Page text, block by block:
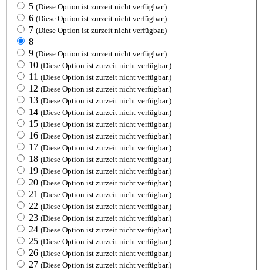
5 (Diese Option ist zurzeit nicht verfügbar.)
6 (Diese Option ist zurzeit nicht verfügbar.)
7 (Diese Option ist zurzeit nicht verfügbar.)
8
9 (Diese Option ist zurzeit nicht verfügbar.)
10 (Diese Option ist zurzeit nicht verfügbar.)
11 (Diese Option ist zurzeit nicht verfügbar.)
12 (Diese Option ist zurzeit nicht verfügbar.)
13 (Diese Option ist zurzeit nicht verfügbar.)
14 (Diese Option ist zurzeit nicht verfügbar.)
15 (Diese Option ist zurzeit nicht verfügbar.)
16 (Diese Option ist zurzeit nicht verfügbar.)
17 (Diese Option ist zurzeit nicht verfügbar.)
18 (Diese Option ist zurzeit nicht verfügbar.)
19 (Diese Option ist zurzeit nicht verfügbar.)
20 (Diese Option ist zurzeit nicht verfügbar.)
21 (Diese Option ist zurzeit nicht verfügbar.)
22 (Diese Option ist zurzeit nicht verfügbar.)
23 (Diese Option ist zurzeit nicht verfügbar.)
24 (Diese Option ist zurzeit nicht verfügbar.)
25 (Diese Option ist zurzeit nicht verfügbar.)
26 (Diese Option ist zurzeit nicht verfügbar.)
27 (Diese Option ist zurzeit nicht verfügbar.)